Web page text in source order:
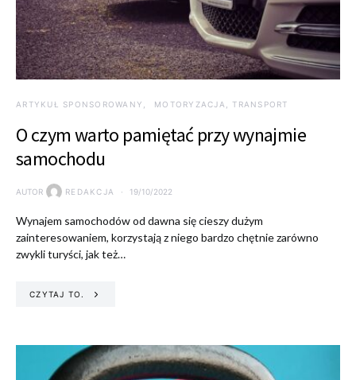
ARTYKUŁ SPONSOROWANY MOTORYZACJA, TRANSPORT
O czym warto pamiętać przy wynajmie
samochodu
AUTOR REDAKCJA 19/10/2022
Wynajem samochodów od dawna się cieszy dużym
zainteresowaniem, korzystają z niego bardzo chętnie zarówno
zwykli turyści, jak też…
CZYTAJ TO.